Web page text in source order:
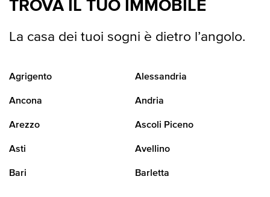
TROVA IL TUO IMMOBILE
La casa dei tuoi sogni è dietro l’angolo.
Agrigento Alessandria
Ancona Andria
Arezzo Ascoli Piceno
Asti Avellino
Bari Barletta